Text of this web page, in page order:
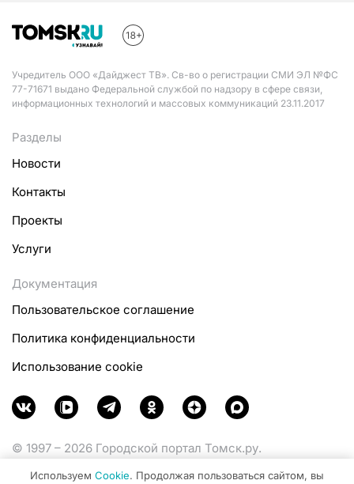
Учредитель ООО «Дайджест ТВ». Св-во о регистрации СМИ ЭЛ №ФС
77-71671 выдано Федеральной службой по надзору в сфере связи,
информационных технологий и массовых коммуникаций 23.11.2017
Разделы
Новости
Контакты
Проекты
Услуги
Документация
Пользовательское соглашение
Политика конфиденциальности
Использование cookie
© 1997 – 2026 Городской портал Томск.ру.
Используем Cookie. Продолжая пользоваться сайтом, вы